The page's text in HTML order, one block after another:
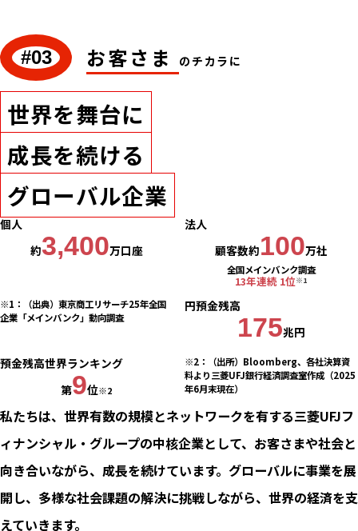
#03 お客さま のチカラに
個人
約3,400万口座
法人
顧客数約100万社
全国メインバンク調査
13年連続 1位※1
※1：（出典）東京商⼯リサーチ25年全国
企業「メインバンク」動向調査
円預金残高
175兆円
預金残高世界ランキング
第9位※2
※2：（出所）Bloomberg、各社決算資
料より三菱UFJ銀行経済調査室作成（2025
年6月末現在）
世界を舞台に
成長を続ける
グローバル企業
私たちは、世界有数の規模とネットワークを有する三菱UFJフ
ィナンシャル・グループの中核企業として、お客さまや社会と
向き合いながら、成長を続けています。グローバルに事業を展
開し、多様な社会課題の解決に挑戦しながら、世界の経済を支
えていきます。